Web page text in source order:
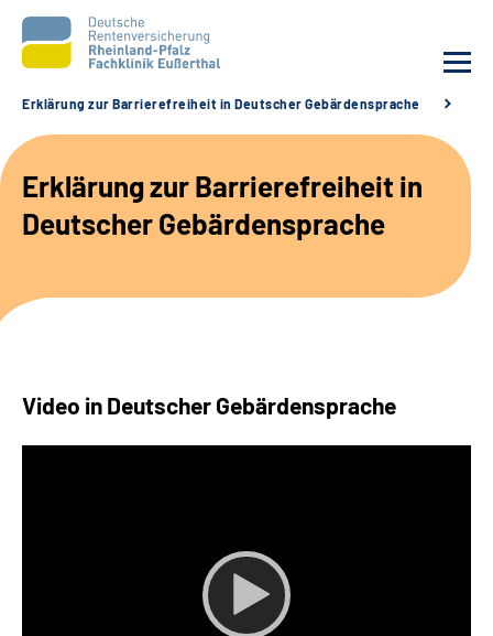
Unsere Klinik
Unsere Angebote
Zuweisende
Erklärung zur Barrierefreiheit in Deutscher Gebärdensprache
Erklärung zur Barrierefreiheit in
Deutscher Gebärdensprache
Video in Deutscher Gebärdensprache